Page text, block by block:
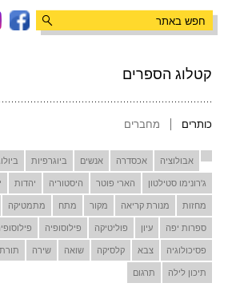
קטלוג הספרים
כותרים מחברים
אבולוציה אכסדרה אנשים ביוגרפיות
ג'רונימו סטילטון הארי פוטר היסטוריה יהדות
מחזות מנורת קריאה מקור מתח מתמטיקה
ספרות יפה עיון פוליטיקה פילוסופיה
פסיכולוגיה צבא קלסיקה שואה שירה
תיכון לילה תרגום